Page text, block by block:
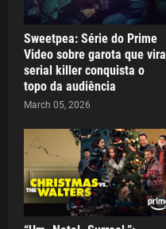
Sweetpea: Série do Prime
Video sobre garota que vira
serial killer conquista o
topo da audiência
March 05, 2026